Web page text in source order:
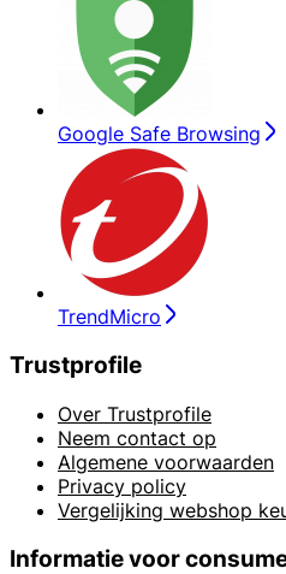
Google Safe Browsing
TrendMicro
Trustprofile
Over Trustprofile
Neem contact op
Algemene voorwaarden
Privacy policy
Vergelijking webshop
Informatie voor